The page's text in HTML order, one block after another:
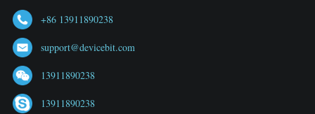
+86 13911890238
support@devicebit.com
13911890238
13911890238